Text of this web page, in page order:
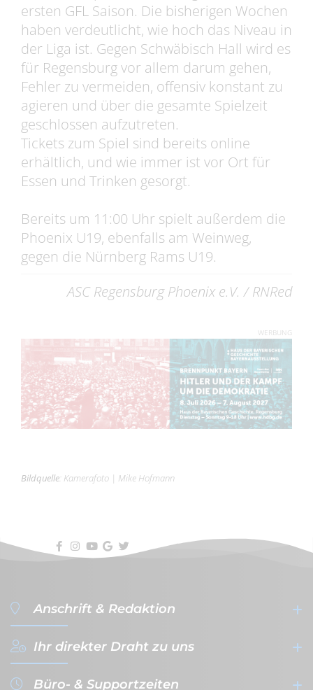
ersten GFL Saison. Die bisherigen Wochen
haben verdeutlicht, wie hoch das Niveau in
der Liga ist. Gegen Schwäbisch Hall wird es
für Regensburg vor allem darum gehen,
Fehler zu vermeiden, offensiv konstant zu
agieren und über die gesamte Spielzeit
geschlossen aufzutreten.
Tickets zum Spiel sind bereits online
erhältlich, und wie immer ist vor Ort für
Essen und Trinken gesorgt.
Bereits um 11:00 Uhr spielt außerdem die
Phoenix U19, ebenfalls am Weinweg,
gegen die Nürnberg Rams U19.
ASC Regensburg Phoenix e.V. / RNRed
WERBUNG
Bildquelle: Kamerafoto | Mike Hofmann
Anschrift & Redaktion
filterVERLAG GmbH & Co. KG
- Werbeagentur & Verlag -
Ihr direkter Draht zu uns
Büro- & Supportzeiten